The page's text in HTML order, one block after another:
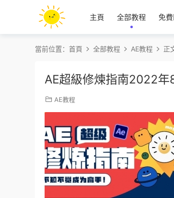
主頁 全部教程 免
當前位置： 首頁 全部教程 AE教程 正
AE超級修煉指南2022年
AE教程